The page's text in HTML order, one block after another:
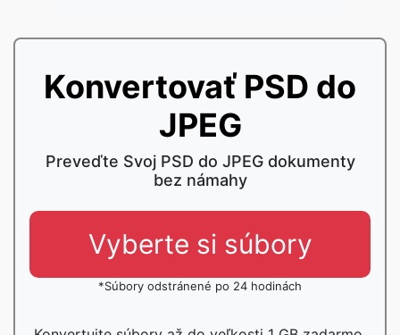
Konvertovať PSD do
JPEG
Preveďte Svoj PSD do JPEG dokumenty
bez námahy
Vyberte si súbory
*Súbory odstránené po 24 hodinách